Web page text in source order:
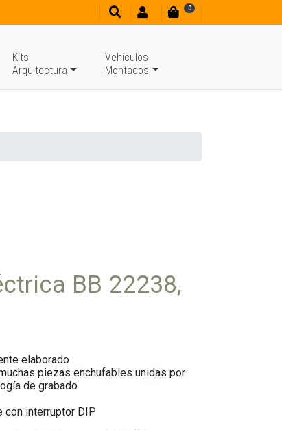
0
Kits
Arquitectura
Vehículos
Montados
BB 22238,
elaborado
piezas enchufables unidas por
de grabado
con interruptor DIP